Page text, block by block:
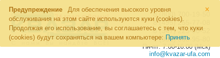
×
Предупреждение
Для обеспечения высокого уровня
обслуживания на этом сайте используются куки (cookies).
Продолжая его использование, вы соглашаетесь с тем, что куки
(cookies) будут сохраняться на вашем компьютере: Принять
8 (800) 700-19-50
8 (495) 255-77-08
8 (347) 225-00-52
8 (986) 963-95-80
Пн-пт: 7.00-16.00 (Мск)
info@kvazar-ufa.com